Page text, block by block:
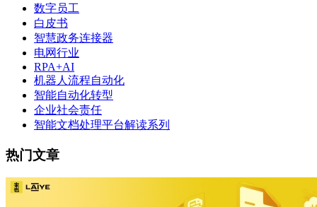
数字员工
白皮书
智慧政务连接器
电网行业
RPA+AI
机器人流程自动化
智能自动化转型
企业社会责任
智能文档处理平台解读系列
热门文章